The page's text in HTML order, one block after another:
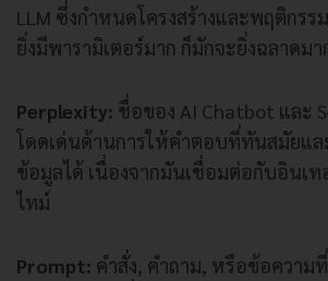
LLM ซึ่งกำหนดโครงสร้างและพฤติกรร
ยิ่งมีพารามิเตอร์มาก ก็มักจะยิ่งฉลาดมา
Perplexity: ชื่อของ AI Chatbot และ
โดดเด่นด้านการให้คำตอบที่ทันสมัยแล
ข้อมูลได้ เนื่องจากมันเชื่อมต่อกับอินเท
ไทม์
Prompt: คำสั่ง, คำถาม, หรือข้อความ